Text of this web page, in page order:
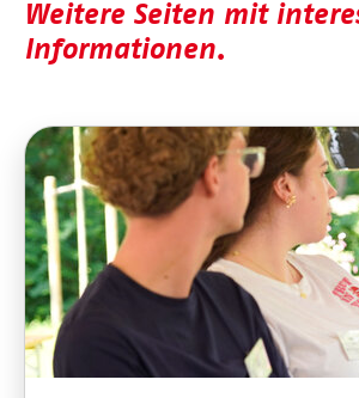
Weitere Seiten mit
Informationen.